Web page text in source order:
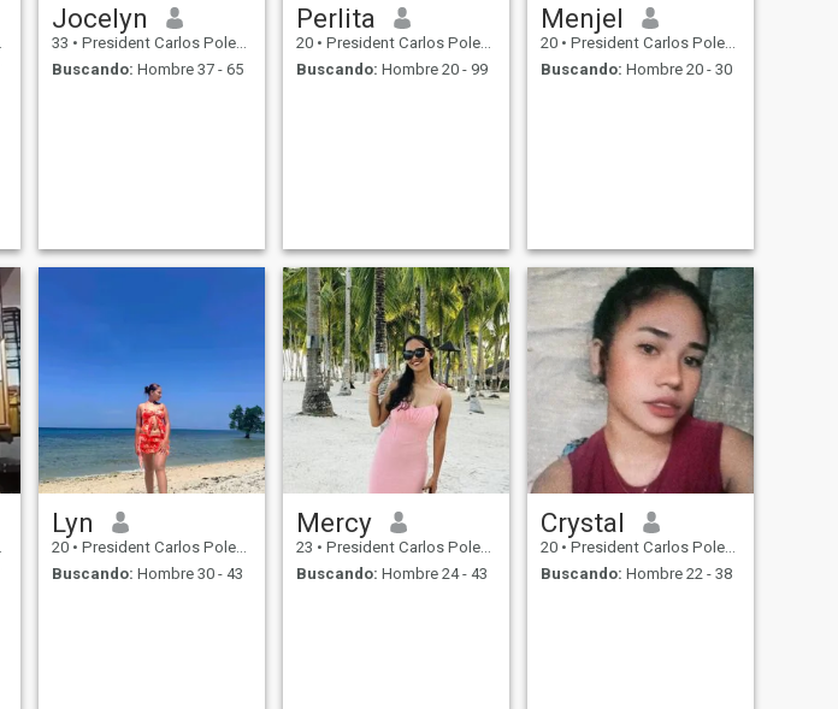
Jocelyn
33 • President Carlos Polestico Garcia, Bohol, Filipinas
Buscando: Hombre 37 - 65
Perlita
20 • President Carlos Polestico Garcia, Bohol, Filipinas
Buscando: Hombre 20 - 99
Menjel
20 • President Carlos Polestico Garcia, Bohol, Filipinas
Buscando: Hombre 20 - 30
Lyn
20 • President Carlos Polestico Garcia, Bohol, Filipinas
Buscando: Hombre 30 - 43
Mercy
23 • President Carlos Polestico Garcia, Bohol, Filipinas
Buscando: Hombre 24 - 43
Crystal
20 • President Carlos Polestico Garcia, Bohol, Filipinas
Buscando: Hombre 22 - 38